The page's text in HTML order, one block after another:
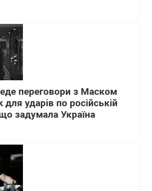
переговори з Маском
ударів по російській
задумала Україна